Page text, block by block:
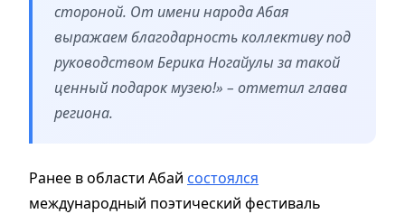
стороной. От имени народа Абая
выражаем благодарность коллективу под
руководством Берика Ногайулы за такой
ценный подарок музею!» – отметил глава
региона.
Ранее в области Абай состоялся
международный поэтический фестиваль